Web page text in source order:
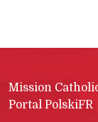
Mission
Portal PolskiFR